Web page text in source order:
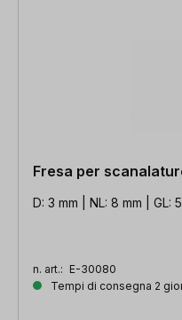
Fresa per
D: 3 mm | NL: 8 mm | GL:
n. art.: E-30080
Tempi di consegna 2